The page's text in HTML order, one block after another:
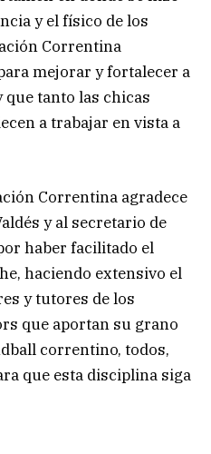
y el físico de los
Correntina
mejorar y fortalecer a
tanto las chicas
a trabajar en vista a
Correntina agradece
y al secretario de
haber facilitado el
haciendo extensivo el
y tutores de los
que aportan su grano
correntino, todos,
que esta disciplina siga